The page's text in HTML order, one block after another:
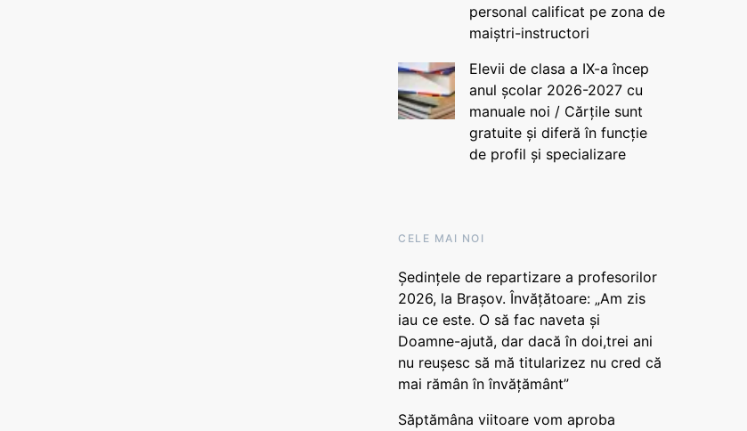
personal calificat pe zona de
maiștri-instructori
Elevii de clasa a IX-a încep
anul școlar 2026-2027 cu
manuale noi / Cărțile sunt
gratuite și diferă în funcție
de profil și specializare
CELE MAI NOI
Ședințele de repartizare a profesorilor
2026, la Brașov. Învățătoare: „Am zis
iau ce este. O să fac naveta și
Doamne-ajută, dar dacă în doi,trei ani
nu reușesc să mă titularizez nu cred că
mai rămân în învățământ”
Săptămâna viitoare vom aproba